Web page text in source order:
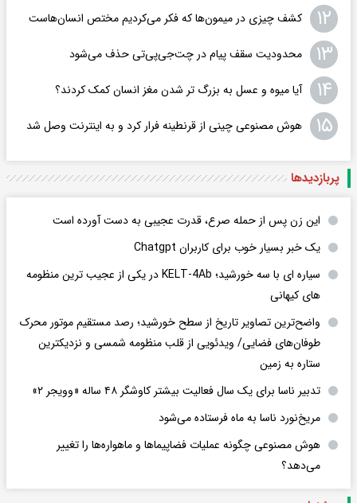
۱۲ کشف چیزی در میمون‌ها که فکر می‌کردیم مختص انسان‌هاست
۱۳ محدودیت سقف پیام در چت‌جی‌پی‌تی حذف می‌شود
۱۴ آیا میوه و عسل به بزرگ تر شدن مغز انسان کمک کردند؟
۱۵ هوش مصنوعی چینی از قرنطینه فرار کرد و به اینترنت وصل شد
پربازدید‌ها
این زن پس از حمله صرع، قدرت عجیبی به دست آورده است
یک خبر بسیار خوب برای کاربران Chatgpt
سیاره ای با سه خورشید؛ KELT-4Ab در یکی از عجیب ترین منظومه
های کیهانی
واضح‌ترین تصاویر تاریخ از سطح خورشید؛ رصد مستقیم موتور محرک
طوفان‌های فضایی/ ویدئویی از قلب منظومه شمسی و نزدیکترین
ستاره به زمین
تدبیر ناسا برای یک سال فعالیت بیشتر کاوشگر ۴۸ ساله «وویجر ۲»
مریخ‌نورد ناسا به ماه فرستاده می‌شود
هوش مصنوعی چگونه عملیات فضاپیماها و ماهواره‌ها را تغییر
می‌دهد؟